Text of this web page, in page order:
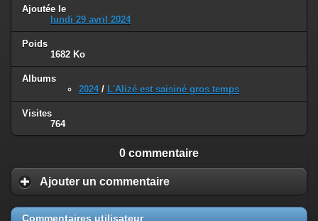
Ajoutée le
lundi 29 avril 2024
Poids
1682 Ko
Albums
2024/ L'Alizé est saisiné gros temps
Visites
764
0 commentaire
Ajouter un commentaire
Commentaires utilisateur